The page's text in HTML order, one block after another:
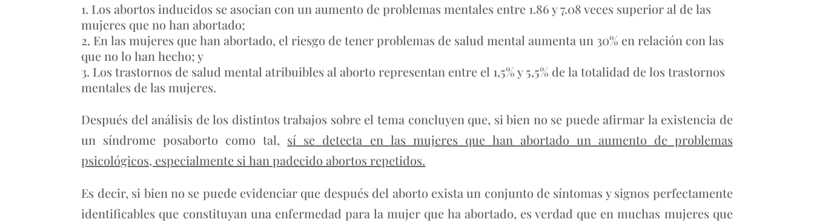
Los abortos inducidos se asocian con un aumento de problemas mentales entre 1.86 y 7.08 veces superior al de las
mujeres que no han abortado;
En las mujeres que han abortado, el riesgo de tener problemas de salud mental aumenta un 30% en relación con las
que no lo han hecho; y
Los trastornos de salud mental atribuibles al aborto representan entre el 1,5% y 5,5% de la totalidad de los trastornos
mentales de las mujeres.
Después del análisis de los distintos trabajos sobre el tema concluyen que, si bien no se puede afirmar la existencia de
un síndrome posaborto como tal, sí se detecta en las mujeres que han abortado un aumento de problemas
psicológicos, especialmente si han padecido abortos repetidos.
Es decir, si bien no se puede evidenciar que después del aborto exista un conjunto de síntomas y signos perfectamente
identificables que constituyan una enfermedad para la mujer que ha abortado, es verdad que en muchas mujeres que